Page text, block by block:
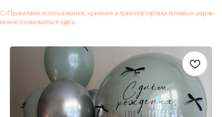
С «Пра­вила­ми ис­поль­зо­вания, хра­нения и тран­спор­ти­ров­ки ге­ли­евых ша­ров»
мож­но оз­на­комить­ся здесь.